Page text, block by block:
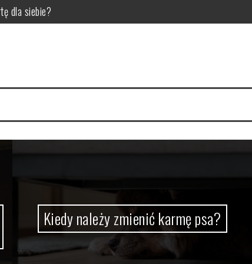
pupila
hodowców bydła
do diety trzody chlewnej?
wpływające na jakość zgrzein
Kiedy należy zmienić karmę psa?